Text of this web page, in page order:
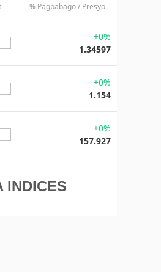
% Pagbabago / Presyo
+0%
1.34597
+0%
1.154
+0%
157.927
INDICES